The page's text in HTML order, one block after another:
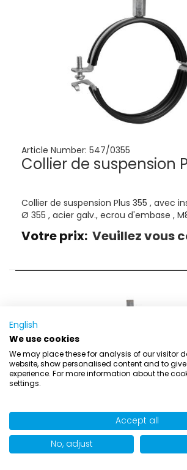
Article Number: 547/0355
Collier de suspension
Collier de suspension Plus 355 , avec
Ø 355 , acier galv., ecrou d'embase ,
Votre prix: Veuillez vous
Article Number: 547/0400
English
We use cookies
We may place these for analysis of our visitor
website, show personalised content and to
experience. For more information about the
settings.
Accept all
No, adjust